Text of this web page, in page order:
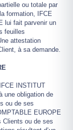
ou totale par
formation, IFCE
lui fait parvenir un
feuilles
attestation
à sa demande.
INSTITUT
une obligation de
ou de ses
EUROPE
Clients ou de ses